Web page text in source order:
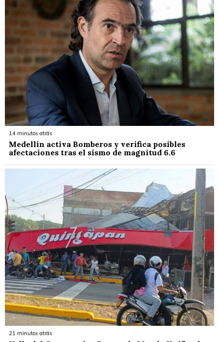
14 minutos atrás
Medellín activa Bomberos y verifica posibles
afectaciones tras el sismo de magnitud 6.6
21 minutos atrás